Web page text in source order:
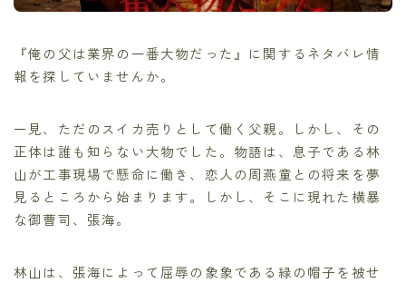
『俺の父は業界の一番大物だった』に関するネタバレ情
報を探していませんか。
一見、ただのスイカ売りとして働く父親。しかし、その
正体は誰も知らない大物でした。物語は、息子である林
山が工事現場で懸命に働き、恋人の周燕童との将来を夢
見るところから始まります。しかし、そこに現れた横暴
な御曹司、張海。
林山は、張海によって屈辱の象象である緑の帽子を被せ